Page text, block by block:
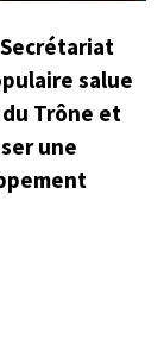
salue
Trône et
une